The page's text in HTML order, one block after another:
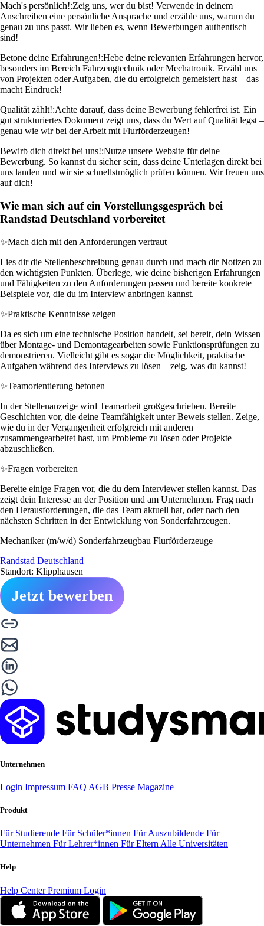
Mach's persönlich!:Zeig uns, wer du bist! Verwende in deinem
Anschreiben eine persönliche Ansprache und erzähle uns, warum du
genau zu uns passt. Wir lieben es, wenn Bewerbungen authentisch
sind!
Betone deine Erfahrungen!:Hebe deine relevanten Erfahrungen hervor,
besonders im Bereich Fahrzeugtechnik oder Mechatronik. Erzähl uns
von Projekten oder Aufgaben, die du erfolgreich gemeistert hast – das
macht Eindruck!
Qualität zählt!:Achte darauf, dass deine Bewerbung fehlerfrei ist. Ein
gut strukturiertes Dokument zeigt uns, dass du Wert auf Qualität legst –
genau wie wir bei der Arbeit mit Flurförderzeugen!
Bewirb dich direkt bei uns!:Nutze unsere Website für deine
Bewerbung. So kannst du sicher sein, dass deine Unterlagen direkt bei
uns landen und wir sie schnellstmöglich prüfen können. Wir freuen uns
auf dich!
Wie man sich auf ein Vorstellungsgespräch bei
Randstad Deutschland vorbereitet
✨Mach dich mit den Anforderungen vertraut
Lies dir die Stellenbeschreibung genau durch und mach dir Notizen zu
den wichtigsten Punkten. Überlege, wie deine bisherigen Erfahrungen
und Fähigkeiten zu den Anforderungen passen und bereite konkrete
Beispiele vor, die du im Interview anbringen kannst.
✨Praktische Kenntnisse zeigen
Da es sich um eine technische Position handelt, sei bereit, dein Wissen
über Montage- und Demontagearbeiten sowie Funktionsprüfungen zu
demonstrieren. Vielleicht gibt es sogar die Möglichkeit, praktische
Aufgaben während des Interviews zu lösen – zeig, was du kannst!
✨Teamorientierung betonen
In der Stellenanzeige wird Teamarbeit großgeschrieben. Bereite
Geschichten vor, die deine Teamfähigkeit unter Beweis stellen. Zeige,
wie du in der Vergangenheit erfolgreich mit anderen
zusammengearbeitet hast, um Probleme zu lösen oder Projekte
abzuschließen.
✨Fragen vorbereiten
Bereite einige Fragen vor, die du dem Interviewer stellen kannst. Das
zeigt dein Interesse an der Position und am Unternehmen. Frag nach
den Herausforderungen, die das Team aktuell hat, oder nach den
nächsten Schritten in der Entwicklung von Sonderfahrzeugen.
Mechaniker (m/w/d) Sonderfahrzeugbau Flurförderzeuge
Randstad Deutschland
Standort: Klipphausen
Jetzt bewerben
Unternehmen
Login Impressum FAQ AGB Presse Magazine
Produkt
Für Studierende Für Schüler*innen Für Auszubildende Für
Unternehmen Für Lehrer*innen Für Eltern Alle Universitäten
Help
Help CenterPremium Login